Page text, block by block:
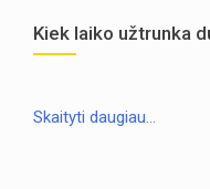
Kiek laiko užtrunka
Skaityti daugiau…